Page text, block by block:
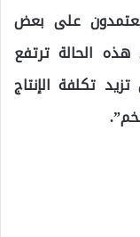
يعتمدون على بعض
هذه الحالة ترتفع
تكلفة الإنتاج